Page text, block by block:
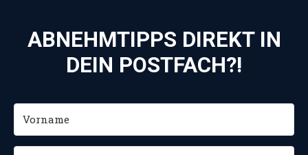
ABNEHMTIPPS DIREKT IN
DEIN POSTFACH?!